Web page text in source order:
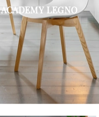
ACADEMY LEGNO